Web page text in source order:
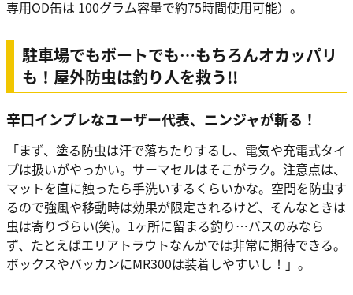
専用OD缶は 100グラム容量で約75時間使用可能）。
駐車場でもボートでも…もちろんオカッパリ
も！屋外防虫は釣り人を救う!!
辛口インプレなユーザー代表、ニンジャが斬る！
「まず、塗る防虫は汗で落ちたりするし、電気や充電式タイ
プは扱いがやっかい。サーマセルはそこがラク。注意点は、
マットを直に触ったら手洗いするくらいかな。空間を防虫す
るので強風や移動時は効果が限定されるけど、そんなときは
虫は寄りづらい(笑)。1ヶ所に留まる釣り…バスのみなら
ず、たとえばエリアトラウトなんかでは非常に期待できる。
ボックスやバッカンにMR300は装着しやすいし！」。